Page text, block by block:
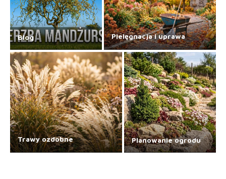
Blog Pielęgnacja i uprawa
Trawy ozdobne Planowanie ogrodu